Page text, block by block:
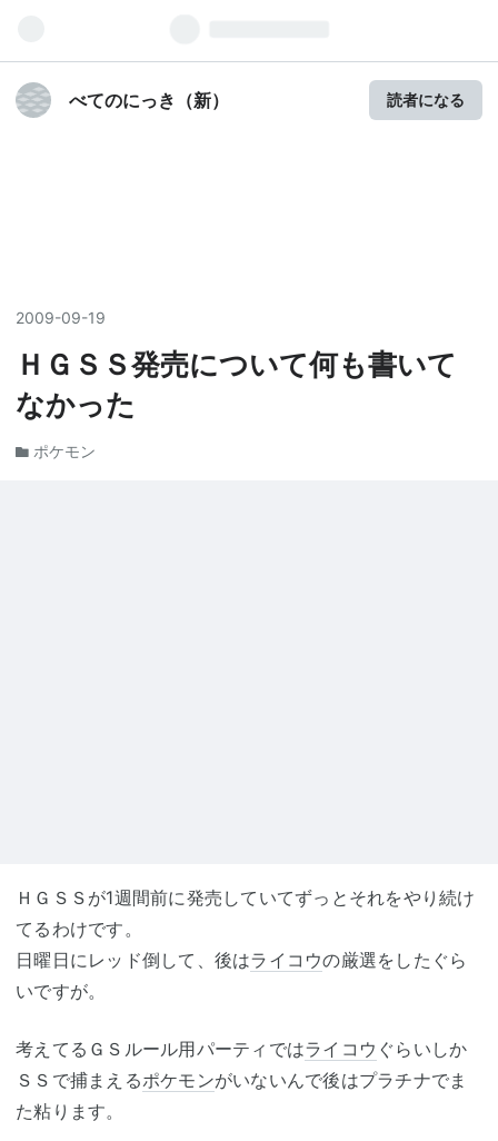
べてのにっき（新） 読者になる
2009-09-19
ＨＧＳＳ発売について何も書いて
なかった
ポケモン
ＨＧＳＳが1週間前に発売していてずっとそれをやり続け
てるわけです。
日曜日にレッド倒して、後はライコウの厳選をしたぐら
いですが。
考えてるＧＳルール用パーティではライコウ ぐらいしか
ＳＳで捕まえるポケモンがいないんで後はプラチナでま
た粘ります。